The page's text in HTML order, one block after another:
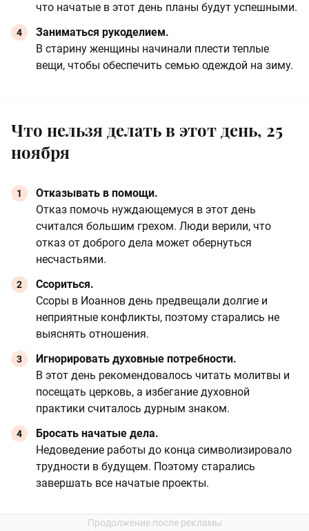
что начатые в этот день планы будут успешными.
Заниматься рукоделием.
В старину женщины начинали плести теплые
вещи, чтобы обеспечить семью одеждой на зиму.
Что нельзя делать в этот день, 25
ноября
Отказывать в помощи.
Отказ помочь нуждающемуся в этот день
считался большим грехом. Люди верили, что
отказ от доброго дела может обернуться
несчастьями.
Ссориться.
Ссоры в Иоаннов день предвещали долгие и
неприятные конфликты, поэтому старались не
выяснять отношения.
Игнорировать духовные потребности.
В этот день рекомендовалось читать молитвы и
посещать церковь, а избегание духовной
практики считалось дурным знаком.
Бросать начатые дела.
Недоведение работы до конца символизировало
трудности в будущем. Поэтому старались
завершать все начатые проекты.